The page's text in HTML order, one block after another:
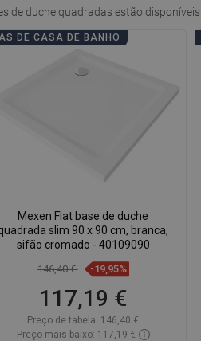
de duche quadradas estão
DE CASA DE BANHO
Mexen Flat base de duche
slim 90 x 90 cm, branca,
sifão cromado - 40109090
146,40 € -19,95%
117,19 €
Preço de tabela: 146,40 €
Preço mais baixo: 117,19 €